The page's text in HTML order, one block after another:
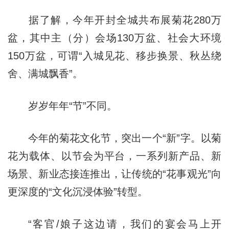
据了解，今年开封全城共布展菊花280万
盆，其中主（分）会场130万盆、社会大环境
150万盆，可谓“入城见花、移步换景、秋丛绕
舍、满城飘香”。
岁岁年年“节”不同。
今年的菊花文化节，突出一个“新”字。以菊
花为载体、以节会为平台，一系列新产品、新
场景、新业态接连推出，让传统的“花事观光”向
更深度的“文化沉浸体验”转型。
“客官/娘子这边请，我们的宴会马上开